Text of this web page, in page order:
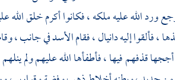
ورد الله عليه ملكه ، فكانوا أكرم خلق الله
، فألقوا إليهدانيال ،فقام الأسد في جانب ،
قذفهم فيها ، فأطفأها الله عليهم ولم